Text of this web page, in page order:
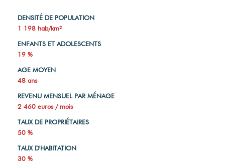
DENSITÉ DE POPULATION
1 198 hab/km²
ENFANTS ET ADOLESCENTS
19 %
AGE MOYEN
48 ans
REVENU MENSUEL PAR MÉNAGE
2 460 euros / mois
TAUX DE PROPRIÉTAIRES
50 %
TAUX D'HABITATION
30 %